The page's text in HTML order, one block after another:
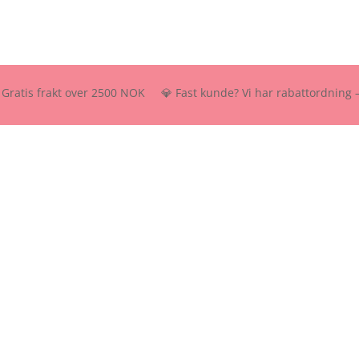
frakt over 2500 NOK 💎 Fast kunde? Vi har rabattordning –